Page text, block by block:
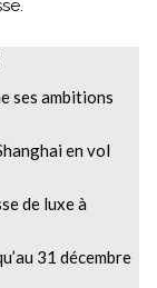
ses ambitions
en vol
de luxe à
31 décembre